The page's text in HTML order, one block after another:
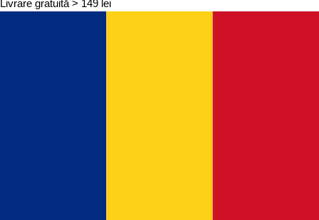
Livrare gratuită > 149 lei